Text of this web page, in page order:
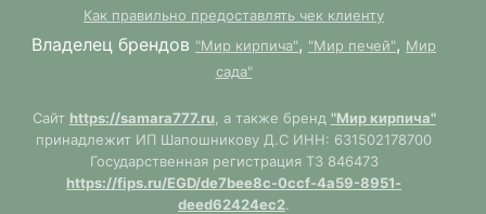
Как правильно предоставлять чек клиенту
Владелец брендов "Мир кирпича", "Мир печей", Мир
сада"
Сайт https://samara777.ru, а также бренд "Мир кирпича"
принадлежит ИП Шапошникову Д.С ИНН: 631502178700
Государственная регистрация ТЗ 846473
https://fips.ru/EGD/de7bee8c-0ccf-4a59-8951-
deed62424ec2.